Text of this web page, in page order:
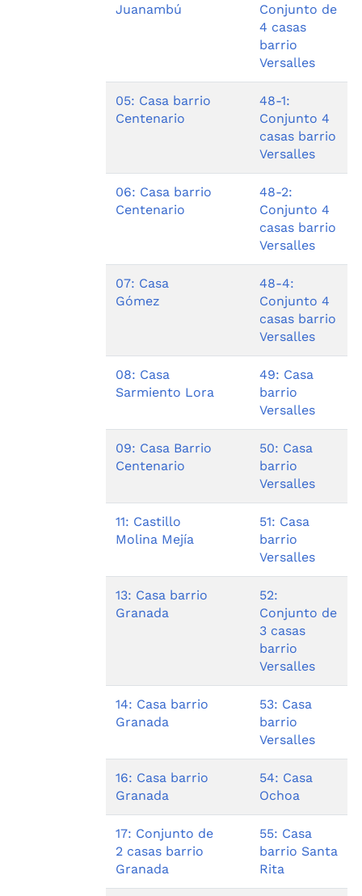
Juanambú
Conjunto de
4 casas
barrio
Versalles
05: Casa barrio
Centenario
48-1:
Conjunto 4
casas barrio
Versalles
06: Casa barrio
Centenario
48-2:
Conjunto 4
casas barrio
Versalles
07: Casa
Gómez
48-4:
Conjunto 4
casas barrio
Versalles
08: Casa
Sarmiento Lora
49: Casa
barrio
Versalles
09: Casa Barrio
Centenario
50: Casa
barrio
Versalles
11: Castillo
Molina Mejía
51: Casa
barrio
Versalles
13: Casa barrio
Granada
52:
Conjunto de
3 casas
barrio
Versalles
14: Casa barrio
Granada
53: Casa
barrio
Versalles
16: Casa barrio
Granada
54: Casa
Ochoa
17: Conjunto de
2 casas barrio
Granada
55: Casa
barrio Santa
Rita